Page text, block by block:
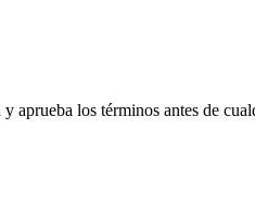
aprueba los términos antes de